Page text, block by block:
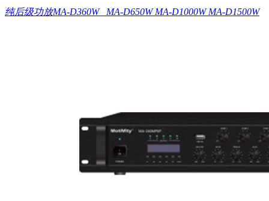
纯后级功放MA-D360W MA-D650W MA-D1000W MA-D1500W